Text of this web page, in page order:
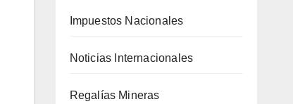
Impuestos Nacionales
Noticias Internacionales
Regalías Mineras